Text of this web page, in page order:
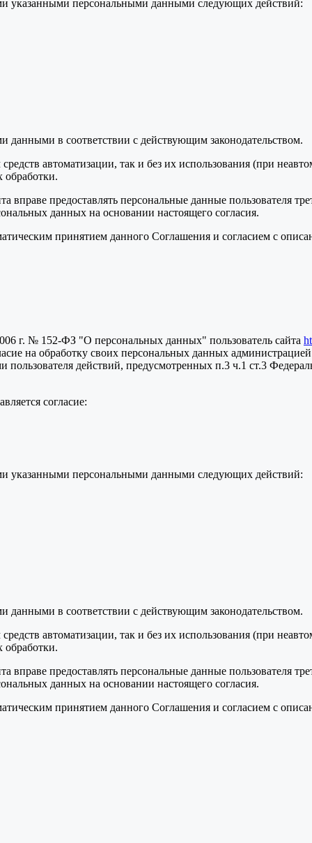
указанными персональными данными следующих действий:
в соответствии с действующим законодательством.
автоматизации, так и без их использования (при
обработки.
вправе предоставлять персональные данные пользователя
данных на основании настоящего согласия.
принятием данного Соглашения и согласием с
г. № 152-ФЗ "О персональных данных" пользователь сайта
на обработку своих персональных данных
действий, предусмотренных п.3 ч.1 ст.3
согласие:
указанными персональными данными следующих действий:
в соответствии с действующим законодательством.
автоматизации, так и без их использования (при
обработки.
вправе предоставлять персональные данные пользователя
данных на основании настоящего согласия.
принятием данного Соглашения и согласием с